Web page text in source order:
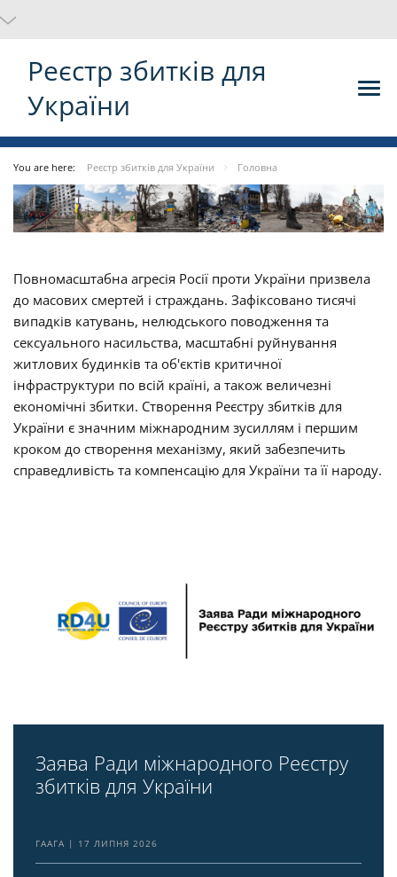
Реєстр збитків для
України
You are here: Реєстр збитків для України Головна
Повномасштабна агресія Росії проти України призвела
до масових смертей і страждань. Зафіксовано тисячі
випадків катувань, нелюдського поводження та
сексуального насильства, масштабні руйнування
житлових будинків та об'єктів критичної
інфраструктури по всій країні, а також величезні
економічні збитки. Створення Реєстру збитків для
України є значним міжнародним зусиллям і першим
кроком до створення механізму, який забезпечить
справедливість та компенсацію для України та її народу.
Заява Ради міжнародного Реєстру
збитків для України
ГААГА 17 ЛИПНЯ 2026